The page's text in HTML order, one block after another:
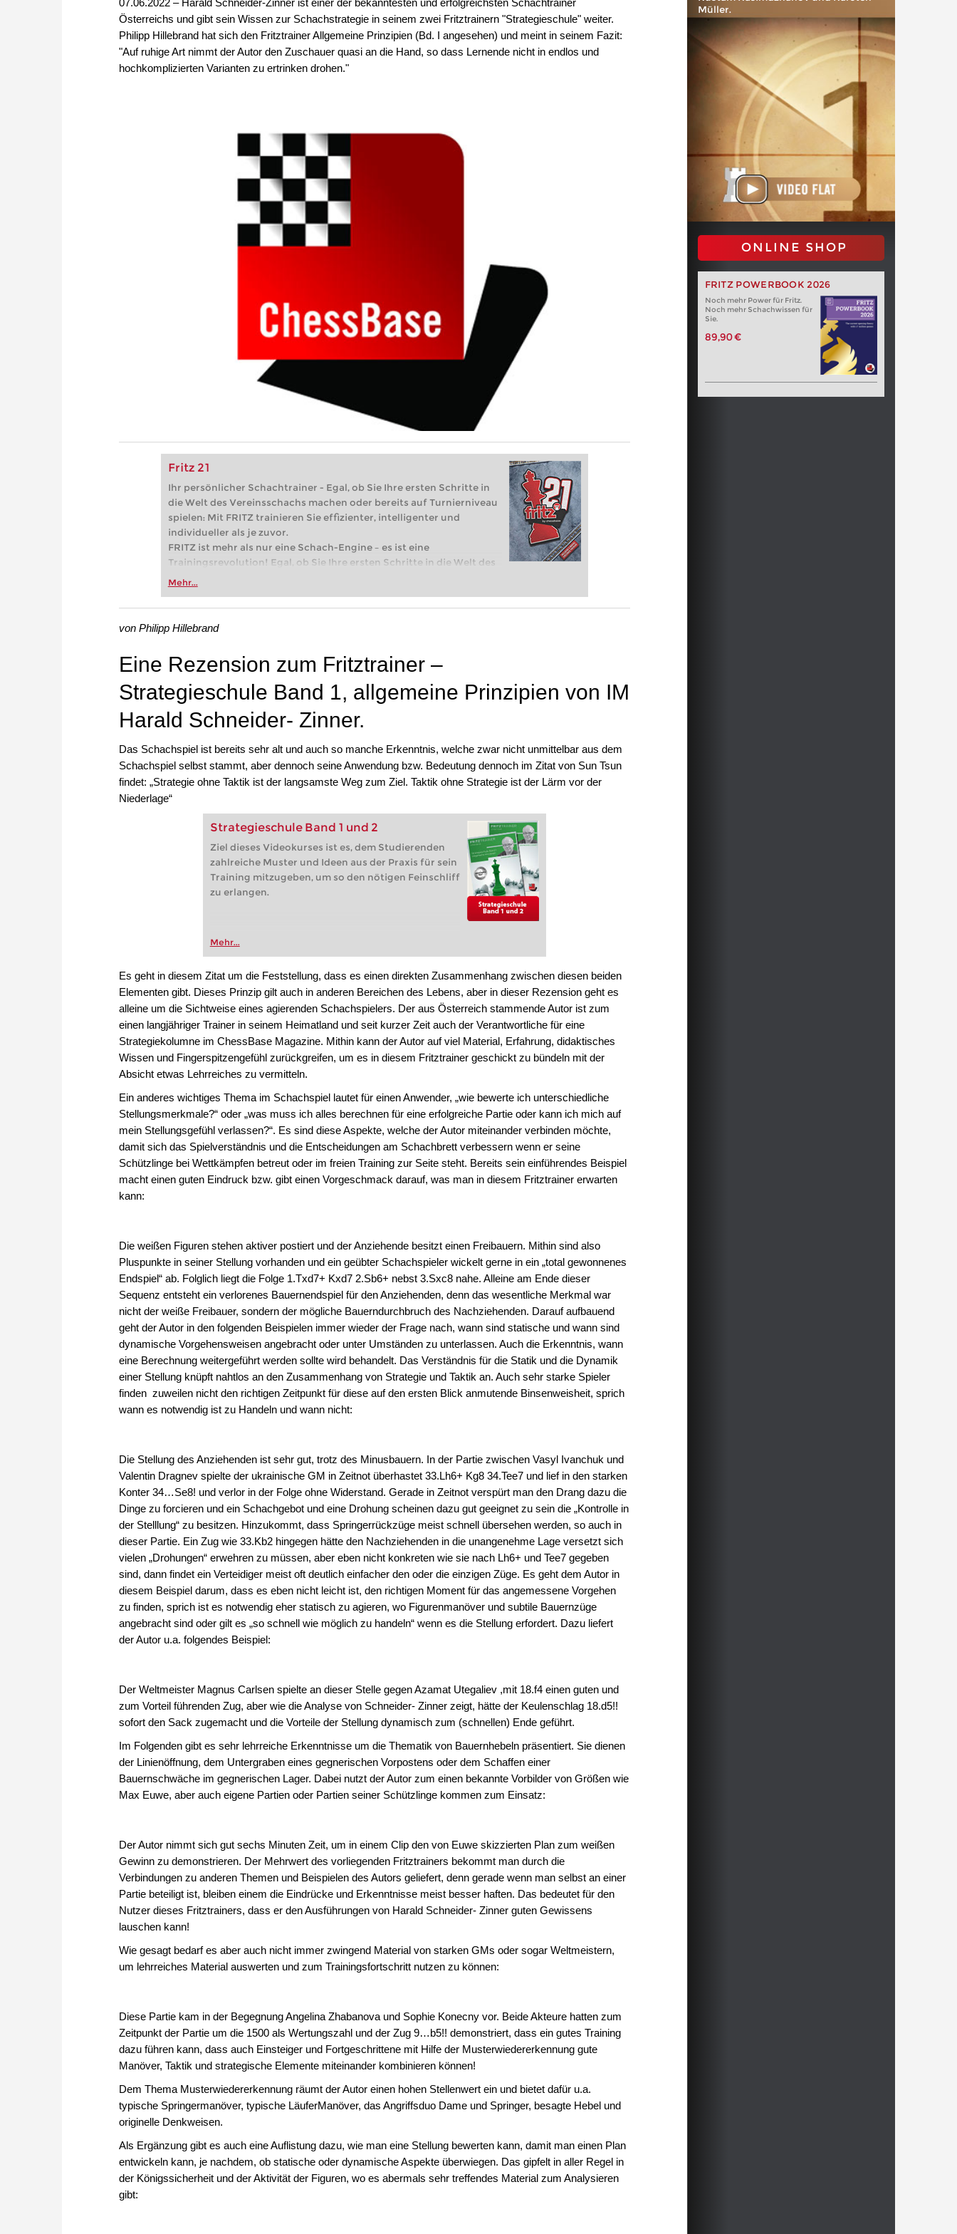
Österreichs und gibt sein Wissen zur Schachstrategie in seinem zwei Fritztrainern "Strategieschule" weiter.
Philipp Hillebrand hat sich den Fritztrainer Allgemeine Prinzipien (Bd. I angesehen) und meint in seinem Fazit:
"Auf ruhige Art nimmt der Autor den Zuschauer quasi an die Hand, so dass Lernende nicht in endlos und
hochkomplizierten Varianten zu ertrinken drohen."
Fritz 21
Ihr persönlicher Schachtrainer - Egal, ob Sie Ihre ersten Schritte in
die Welt des Vereinsschachs machen oder bereits auf Turnierniveau
spielen: Mit FRITZ trainieren Sie effizienter, intelligenter und
individueller als je zuvor.
FRITZ ist mehr als nur eine Schach-Engine – es ist eine
Trainingsrevolution! Egal, ob Sie Ihre ersten Schritte in die Welt des
Vereinsschachs machen oder bereits auf Turnierniveau spielen: Mit
zuvor.
Mehr...
Müller.
ONLINE SHOP
FRITZ POWERBOOK 2026
Noch mehr Power für Fritz.
Noch mehr Schachwissen für
Sie.
89,90 €
von Philipp Hillebrand
Eine Rezension zum Fritztrainer –
Strategieschule Band 1, allgemeine Prinzipien von IM
Harald Schneider- Zinner.
Das Schachspiel ist bereits sehr alt und auch so manche Erkenntnis, welche zwar nicht unmittelbar aus dem
Schachspiel selbst stammt, aber dennoch seine Anwendung bzw. Bedeutung dennoch im Zitat von Sun Tsun
findet: „Strategie ohne Taktik ist der langsamste Weg zum Ziel. Taktik ohne Strategie ist der Lärm vor der
Niederlage“
Strategieschule Band 1 und 2
Ziel dieses Videokurses ist es, dem Studierenden
zahlreiche Muster und Ideen aus der Praxis für sein
Training mitzugeben, um so den nötigen Feinschliff
zu erlangen.
Mehr...
Es geht in diesem Zitat um die Feststellung, dass es einen direkten Zusammenhang zwischen diesen beiden
Elementen gibt. Dieses Prinzip gilt auch in anderen Bereichen des Lebens, aber in dieser Rezension geht es
alleine um die Sichtweise eines agierenden Schachspielers. Der aus Österreich stammende Autor ist zum
einen langjähriger Trainer in seinem Heimatland und seit kurzer Zeit auch der Verantwortliche für eine
Strategiekolumne im ChessBase Magazine. Mithin kann der Autor auf viel Material, Erfahrung, didaktisches
Wissen und Fingerspitzengefühl zurückgreifen, um es in diesem Fritztrainer geschickt zu bündeln mit der
Absicht etwas Lehrreiches zu vermitteln.
Ein anderes wichtiges Thema im Schachspiel lautet für einen Anwender, „wie bewerte ich unterschiedliche
Stellungsmerkmale?“ oder „was muss ich alles berechnen für eine erfolgreiche Partie oder kann ich mich auf
mein Stellungsgefühl verlassen?“. Es sind diese Aspekte, welche der Autor miteinander verbinden möchte,
damit sich das Spielverständnis und die Entscheidungen am Schachbrett verbessern wenn er seine
Schützlinge bei Wettkämpfen betreut oder im freien Training zur Seite steht. Bereits sein einführendes Beispiel
macht einen guten Eindruck bzw. gibt einen Vorgeschmack darauf, was man in diesem Fritztrainer erwarten
kann:
Die weißen Figuren stehen aktiver postiert und der Anziehende besitzt einen Freibauern. Mithin sind also
Pluspunkte in seiner Stellung vorhanden und ein geübter Schachspieler wickelt gerne in ein „total gewonnenes
Endspiel“ ab. Folglich liegt die Folge 1.Txd7+ Kxd7 2.Sb6+ nebst 3.Sxc8 nahe. Alleine am Ende dieser
Sequenz entsteht ein verlorenes Bauernendspiel für den Anziehenden, denn das wesentliche Merkmal war
nicht der weiße Freibauer, sondern der mögliche Bauerndurchbruch des Nachziehenden. Darauf aufbauend
geht der Autor in den folgenden Beispielen immer wieder der Frage nach, wann sind statische und wann sind
dynamische Vorgehensweisen angebracht oder unter Umständen zu unterlassen. Auch die Erkenntnis, wann
eine Berechnung weitergeführt werden sollte wird behandelt. Das Verständnis für die Statik und die Dynamik
einer Stellung knüpft nahtlos an den Zusammenhang von Strategie und Taktik an. Auch sehr starke Spieler
finden zuweilen nicht den richtigen Zeitpunkt für diese auf den ersten Blick anmutende Binsenweisheit, sprich
wann es notwendig ist zu Handeln und wann nicht:
Die Stellung des Anziehenden ist sehr gut, trotz des Minusbauern. In der Partie zwischen Vasyl Ivanchuk und
Valentin Dragnev spielte der ukrainische GM in Zeitnot überhastet 33.Lh6+ Kg8 34.Tee7 und lief in den starken
Konter 34…Se8! und verlor in der Folge ohne Widerstand. Gerade in Zeitnot verspürt man den Drang dazu die
Dinge zu forcieren und ein Schachgebot und eine Drohung scheinen dazu gut geeignet zu sein die „Kontrolle in
der Stelllung“ zu besitzen. Hinzukommt, dass Springerrückzüge meist schnell übersehen werden, so auch in
dieser Partie. Ein Zug wie 33.Kb2 hingegen hätte den Nachziehenden in die unangenehme Lage versetzt sich
vielen „Drohungen“ erwehren zu müssen, aber eben nicht konkreten wie sie nach Lh6+ und Tee7 gegeben
sind, dann findet ein Verteidiger meist oft deutlich einfacher den oder die einzigen Züge. Es geht dem Autor in
diesem Beispiel darum, dass es eben nicht leicht ist, den richtigen Moment für das angemessene Vorgehen
zu finden, sprich ist es notwendig eher statisch zu agieren, wo Figurenmanöver und subtile Bauernzüge
angebracht sind oder gilt es „so schnell wie möglich zu handeln“ wenn es die Stellung erfordert. Dazu liefert
der Autor u.a. folgendes Beispiel:
Der Weltmeister Magnus Carlsen spielte an dieser Stelle gegen Azamat Utegaliev ,mit 18.f4 einen guten und
zum Vorteil führenden Zug, aber wie die Analyse von Schneider- Zinner zeigt, hätte der Keulenschlag 18.d5!!
sofort den Sack zugemacht und die Vorteile der Stellung dynamisch zum (schnellen) Ende geführt.
Im Folgenden gibt es sehr lehrreiche Erkenntnisse um die Thematik von Bauernhebeln präsentiert. Sie dienen
der Linienöffnung, dem Untergraben eines gegnerischen Vorpostens oder dem Schaffen einer
Bauernschwäche im gegnerischen Lager. Dabei nutzt der Autor zum einen bekannte Vorbilder von Größen wie
Max Euwe, aber auch eigene Partien oder Partien seiner Schützlinge kommen zum Einsatz:
Der Autor nimmt sich gut sechs Minuten Zeit, um in einem Clip den von Euwe skizzierten Plan zum weißen
Gewinn zu demonstrieren. Der Mehrwert des vorliegenden Fritztrainers bekommt man durch die
Verbindungen zu anderen Themen und Beispielen des Autors geliefert, denn gerade wenn man selbst an einer
Partie beteiligt ist, bleiben einem die Eindrücke und Erkenntnisse meist besser haften. Das bedeutet für den
Nutzer dieses Fritztrainers, dass er den Ausführungen von Harald Schneider- Zinner guten Gewissens
lauschen kann!
Wie gesagt bedarf es aber auch nicht immer zwingend Material von starken GMs oder sogar Weltmeistern,
um lehrreiches Material auswerten und zum Trainingsfortschritt nutzen zu können:
Diese Partie kam in der Begegnung Angelina Zhabanova und Sophie Konecny vor. Beide Akteure hatten zum
Zeitpunkt der Partie um die 1500 als Wertungszahl und der Zug 9…b5!! demonstriert, dass ein gutes Training
dazu führen kann, dass auch Einsteiger und Fortgeschrittene mit Hilfe der Musterwiedererkennung gute
Manöver, Taktik und strategische Elemente miteinander kombinieren können!
Dem Thema Musterwiedererkennung räumt der Autor einen hohen Stellenwert ein und bietet dafür u.a.
typische Springermanöver, typische LäuferManöver, das Angriffsduo Dame und Springer, besagte Hebel und
originelle Denkweisen.
Als Ergänzung gibt es auch eine Auflistung dazu, wie man eine Stellung bewerten kann, damit man einen Plan
entwickeln kann, je nachdem, ob statische oder dynamische Aspekte überwiegen. Das gipfelt in aller Regel in
der Königssicherheit und der Aktivität der Figuren, wo es abermals sehr treffendes Material zum Analysieren
gibt: